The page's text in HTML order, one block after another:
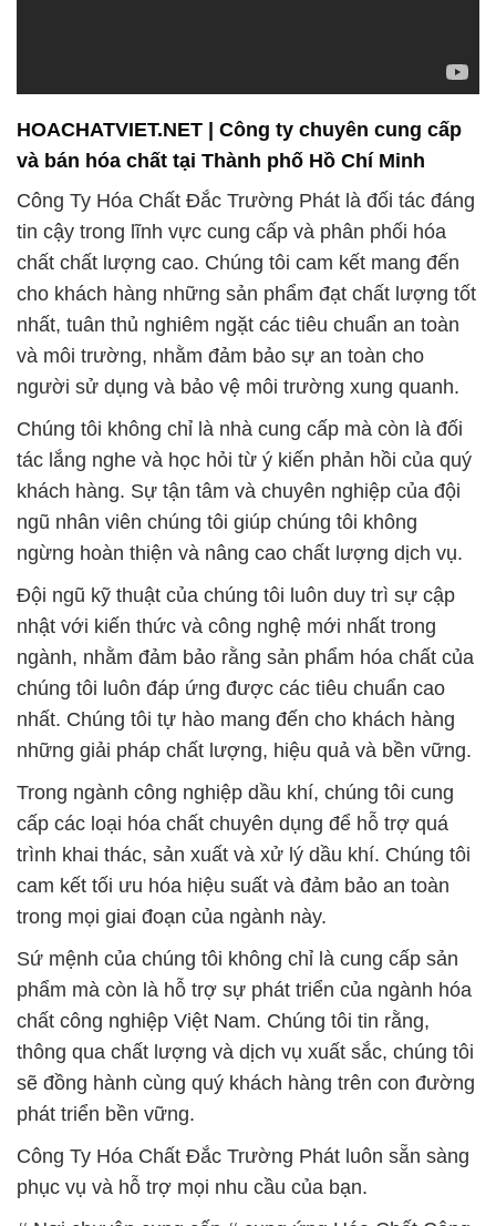
khách hàng. Sự tận tâm và chuyên nghiệp của đội
ngừng hoàn thiện và nâng cao chất lượng dịch vụ.
Đội ngũ kỹ thuật của chúng tôi luôn duy trì sự cập
nhật với kiến thức và công nghệ mới nhất trong
ngành, nhằm đảm bảo rằng sản phẩm hóa chất của
chúng tôi luôn đáp ứng được các tiêu chuẩn cao
nhất. Chúng tôi tự hào mang đến cho khách hàng
những giải pháp chất lượng, hiệu quả và bền vững.
Trong ngành công nghiệp dầu khí, chúng tôi cung
cấp các loại hóa chất chuyên dụng để hỗ trợ quá
trình khai thác, sản xuất và xử lý dầu khí. Chúng tôi
cam kết tối ưu hóa hiệu suất và đảm bảo an toàn
trong mọi giai đoạn của ngành này.
Sứ mệnh của chúng tôi không chỉ là cung cấp sản
phẩm mà còn là hỗ trợ sự phát triển của ngành hóa
chất công nghiệp Việt Nam. Chúng tôi tin rằng,
thông qua chất lượng và dịch vụ xuất sắc, chúng tôi
sẽ đồng hành cùng quý khách hàng trên con đường
phát triển bền vững.
Công Ty Hóa Chất Đắc Trường Phát luôn sẵn sàng
phục vụ và hỗ trợ mọi nhu cầu của bạn.
# Nơi chuyên cung cấp # cung ứng Hóa Chất Công
Nghiệp Hóa chất Carboxymethyl Cellulose — Chất
Kết Dính CMC
# Thương mại ← cung cấp Hóa Chất Công Nghiệp
Hóa chất Carboxymethyl Cellulose — Chất Kết Dính
CMC
# Công ty bán ⌠ cung ứng Hóa Chất Công Nghiệp
Hóa chất Carboxymethyl Cellulose — Chất Kết Dính
CMC
# Nơi phân phối ¬ cung cấp Hóa Chất Công Nghiệp
Hóa chất Carboxymethyl Cellulose — Chất Kết Dính
CMC
# Nhà bán hàng ÷ phân phối Hóa Chất Công Nghiệp